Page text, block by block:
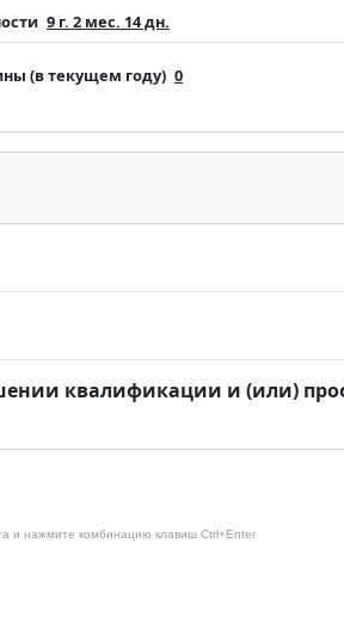
9 г. 2 мес. 14 дн.
(в текущем году) 0
квалификации и (или)
и нажмите комбинацию клавиш Ctrl+Enter